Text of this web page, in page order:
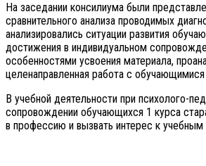
На заседании консилиума были
сравнительного анализа проводимых
анализировались ситуации развития
достижения в индивидуальном
особенностями усвоения материала,
целенаправленная работа с обучающимися
В учебной деятельности при психолого-
сопровождении обучающихся 1 курса
в профессию и вызвать интерес к учебным